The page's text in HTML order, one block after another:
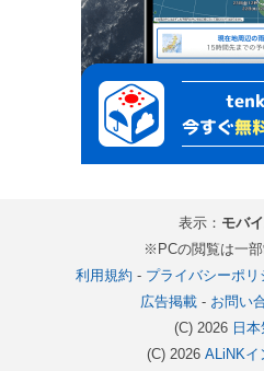
表示： モバ
※PCの閲覧は一
利用規約 - プライバシーポリ
広告掲載- お問い
(C) 2026 日
(C) 2026 ALiNKイ